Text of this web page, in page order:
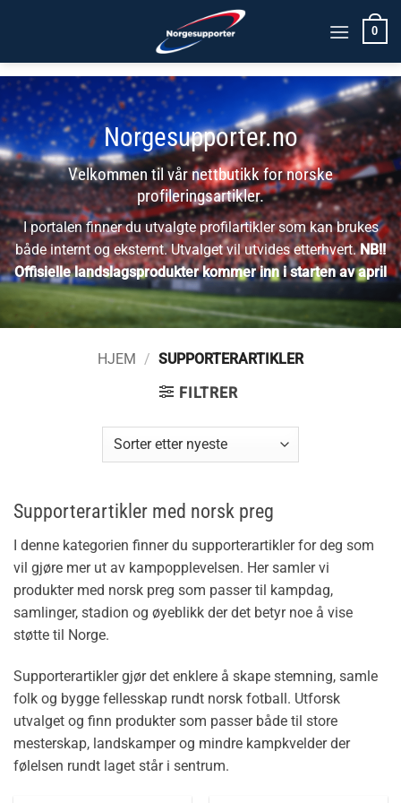
0
Norgesupporter.no
Velkommen til vår nettbutikk for norske
profileringsartikler.
I portalen finner du utvalgte profilartikler som kan brukes
både internt og eksternt. Utvalget vil utvides etterhvert.NB!!
Offisielle landslagsprodukter kommer inn i starten av april
HJEM / SUPPORTERARTIKLER
FILTRER
Supporterartikler med norsk preg
I denne kategorien finner du supporterartikler for deg som
vil gjøre mer ut av kampopplevelsen. Her samler vi
produkter med norsk preg som passer til kampdag,
samlinger, stadion og øyeblikk der det betyr noe å vise
støtte til Norge.
Supporterartikler gjør det enklere å skape stemning, samle
folk og bygge fellesskap rundt norsk fotball. Utforsk
utvalget og finn produkter som passer både til store
mesterskap, landskamper og mindre kampkvelder der
følelsen rundt laget står i sentrum.